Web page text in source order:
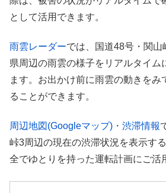
として活用できます。
雨雲レーダーでは、国道48号・関
県周辺の雨雲の様子をリアルタイム
ます。お出かけ前に雨雲の動きをみ
ることができます。
周辺地図(Googleマップ)・渋滞情報
峠3周辺の現在の渋滞状況を表示す
全でゆとりを持った運転計画にご活